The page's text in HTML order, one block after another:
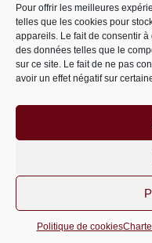
Pour offrir les meilleures
telles que les cookies pour
appareils. Le fait de consentir
des données telles que le
sur ce site. Le fait de ne pas
avoir un effet négatif sur
Politique de cookies
Catégories